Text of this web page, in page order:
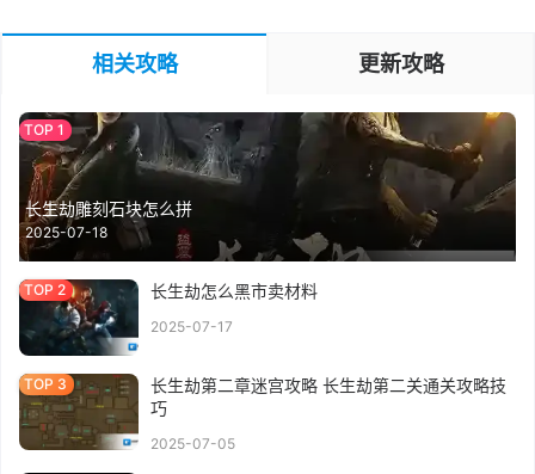
相关攻略 更新攻略
长生劫雕刻石块怎么拼
2025-07-18
长生劫怎么黑市卖材料
2025-07-17
长生劫第二章迷宫攻略 长生劫第二关通关攻略技
巧
2025-07-05